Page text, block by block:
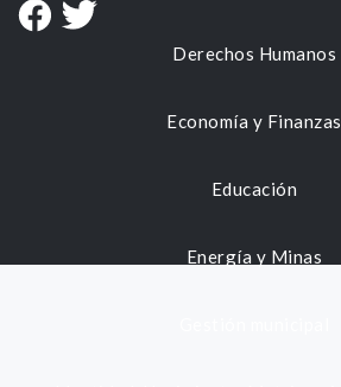
Derechos Humanos
Economía y Finanzas
Educación
Energía y Minas